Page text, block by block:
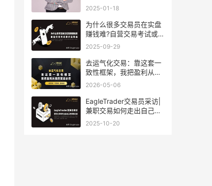
易
2025-01-18
为什么很多交易员在实盘
赚钱难?自营交易考试或
许是答案
2025-09-29
去运气化交易：靠这套一
致性框架，我把盈利从偶
然变成必然
2026-05-06
EagleTrader交易员采访|
兼职交易如何走出自己的
稳健之路?
2025-10-20